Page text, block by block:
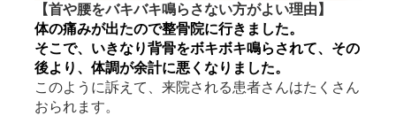
【首や腰をバキバキ鳴らさない方がよい理由】
体の痛みが出たので整骨院に行きました。
そこで、いきなり背骨をボキボキ鳴らされて、その
後より、体調が余計に悪くなりました。
このように訴えて、来院される患者さんはたくさん
おられます。